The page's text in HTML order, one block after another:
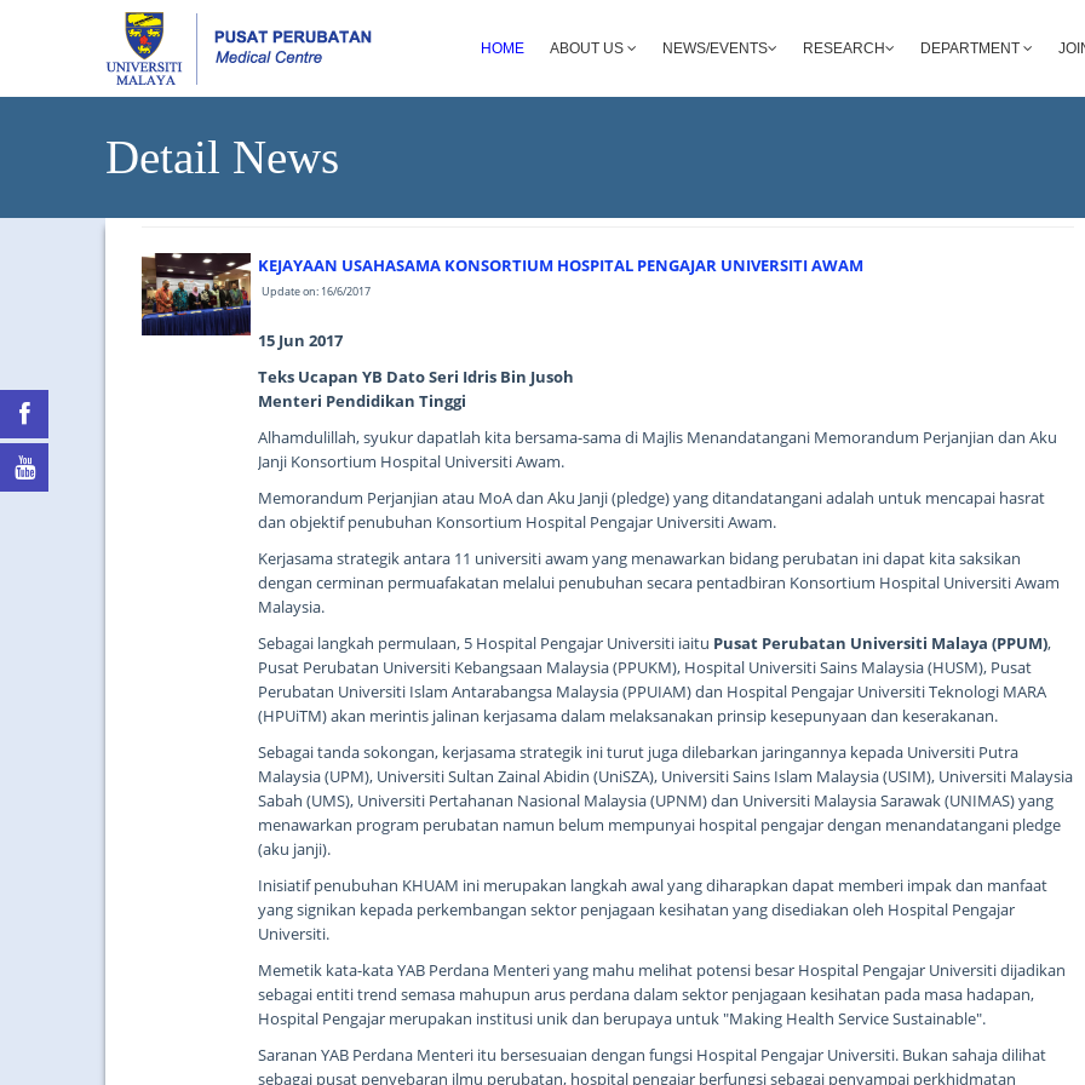
HOME ABOUT US NEWS/EVENTS RESEARCH DEPARTMENT
Detail News
KEJAYAAN USAHASAMA KONSORTIUM HOSPITAL PENGAJAR UNIVERSITI AWAM
Update on: 16/6/2017
15 Jun 2017
Teks Ucapan YB Dato Seri Idris Bin Jusoh
Menteri Pendidikan Tinggi
Alhamdulillah, syukur dapatlah kita bersama-sama di Majlis Menandatangani Memorandum Perjanjian dan Aku
Janji Konsortium Hospital Universiti Awam.
Memorandum Perjanjian atau MoA dan Aku Janji (pledge) yang ditandatangani adalah untuk mencapai hasrat
dan objektif penubuhan Konsortium Hospital Pengajar Universiti Awam.
Kerjasama strategik antara 11 universiti awam yang menawarkan bidang perubatan ini dapat kita saksikan
dengan cerminan permuafakatan melalui penubuhan secara pentadbiran Konsortium Hospital Universiti Awam
Malaysia.
Sebagai langkah permulaan, 5 Hospital Pengajar Universiti iaitu Pusat Perubatan Universiti Malaya (PPUM),
Pusat Perubatan Universiti Kebangsaan Malaysia (PPUKM), Hospital Universiti Sains Malaysia (HUSM), Pusat
Perubatan Universiti Islam Antarabangsa Malaysia (PPUIAM) dan Hospital Pengajar Universiti Teknologi MARA
(HPUiTM) akan merintis jalinan kerjasama dalam melaksanakan prinsip kesepunyaan dan keserakanan.
Sebagai tanda sokongan, kerjasama strategik ini turut juga dilebarkan jaringannya kepada Universiti Putra
Malaysia (UPM), Universiti Sultan Zainal Abidin (UniSZA), Universiti Sains Islam Malaysia (USIM), Universiti Malaysia
Sabah (UMS), Universiti Pertahanan Nasional Malaysia (UPNM) dan Universiti Malaysia Sarawak (UNIMAS) yang
menawarkan program perubatan namun belum mempunyai hospital pengajar dengan menandatangani pledge
(aku janji).
Inisiatif penubuhan KHUAM ini merupakan langkah awal yang diharapkan dapat memberi impak dan manfaat
yang signikan kepada perkembangan sektor penjagaan kesihatan yang disediakan oleh Hospital Pengajar
Universiti.
Memetik kata-kata YAB Perdana Menteri yang mahu melihat potensi besar Hospital Pengajar Universiti dijadikan
sebagai entiti trend semasa mahupun arus perdana dalam sektor penjagaan kesihatan pada masa hadapan,
Hospital Pengajar merupakan institusi unik dan berupaya untuk "Making Health Service Sustainable".
Saranan YAB Perdana Menteri itu bersesuaian dengan fungsi Hospital Pengajar Universiti. Bukan sahaja dilihat
sebagai pusat penyebaran ilmu perubatan, hospital pengajar berfungsi sebagai penyampai perkhidmatan